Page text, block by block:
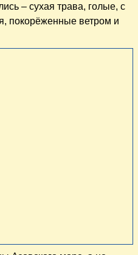
– сухая трава, голые, с
покорёженные ветром и